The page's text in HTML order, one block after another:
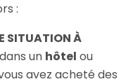
:
SITUATION À
un hôtel ou
avez acheté des